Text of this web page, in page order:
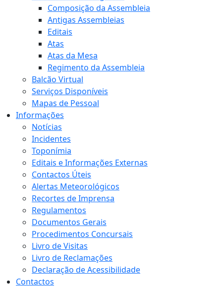
Composição da Assembleia
Antigas Assembleias
Editais
Atas
Atas da Mesa
Regimento da Assembleia
Balcão Virtual
Serviços Disponíveis
Mapas de Pessoal
Informações
Notícias
Incidentes
Toponímia
Editais e Informações Externas
Contactos Úteis
Alertas Meteorológicos
Recortes de Imprensa
Regulamentos
Documentos Gerais
Procedimentos Concursais
Livro de Visitas
Livro de Reclamações
Declaração de Acessibilidade
Contactos